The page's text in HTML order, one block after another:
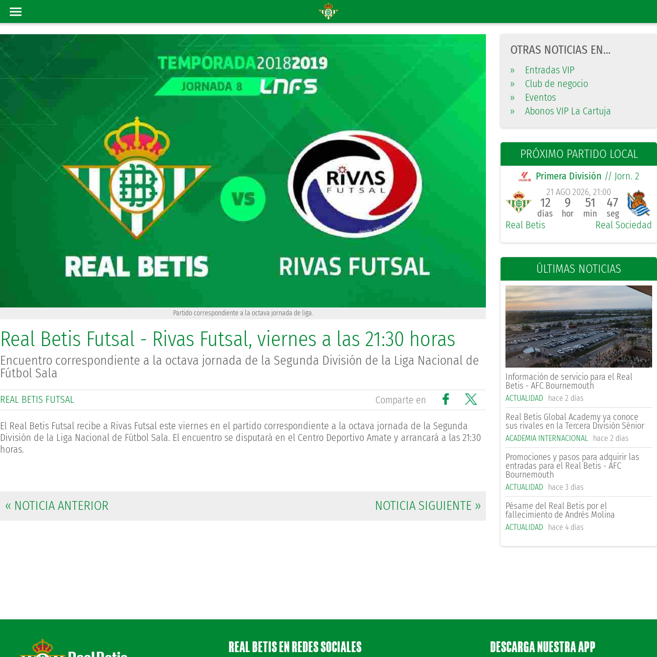
OTRAS NOTICIAS EN...
»
Entradas VIP
»
Club de negocio
»
Eventos
»
Abonos VIP La Cartuja
PRÓXIMO PARTIDO LOCAL
Primera División // Jorn. 2
Real Betis
21 AGO 2026, 21:00
12
días
9
hor
51
min
47
seg
Real Sociedad
ÚLTIMAS NOTICIAS
Información de servicio para el Real
Betis - AFC Bournemouth
ACTUALIDAD hace 2 días
Real Betis Global Academy ya conoce
sus rivales en la Tercera División Sénior
ACADEMIA INTERNACIONAL hace 2 días
Promociones y pasos para adquirir las
entradas para el Real Betis - AFC
Bournemouth
ACTUALIDAD hace 3 días
Pésame del Real Betis por el
fallecimiento de Andrés Molina
ACTUALIDAD hace 4 días
Partido correspondiente a la octava jornada de liga.
Real Betis Futsal - Rivas Futsal, viernes a las 21:30 horas
Encuentro correspondiente a la octava jornada de la Segunda División de la Liga Nacional de
Fútbol Sala
REAL BETIS FUTSAL Comparte en
El Real Betis Futsal recibe a Rivas Futsal este viernes en el partido correspondiente a la octava jornada de la Segunda
División de la Liga Nacional de Fútbol Sala. El encuentro se disputará en el Centro Deportivo Amate y arrancará a las 21:30
horas.
« NOTICIA ANTERIOR NOTICIA SIGUIENTE »
REAL BETIS EN REDES SOCIALES DESCARGA NUESTRA APP